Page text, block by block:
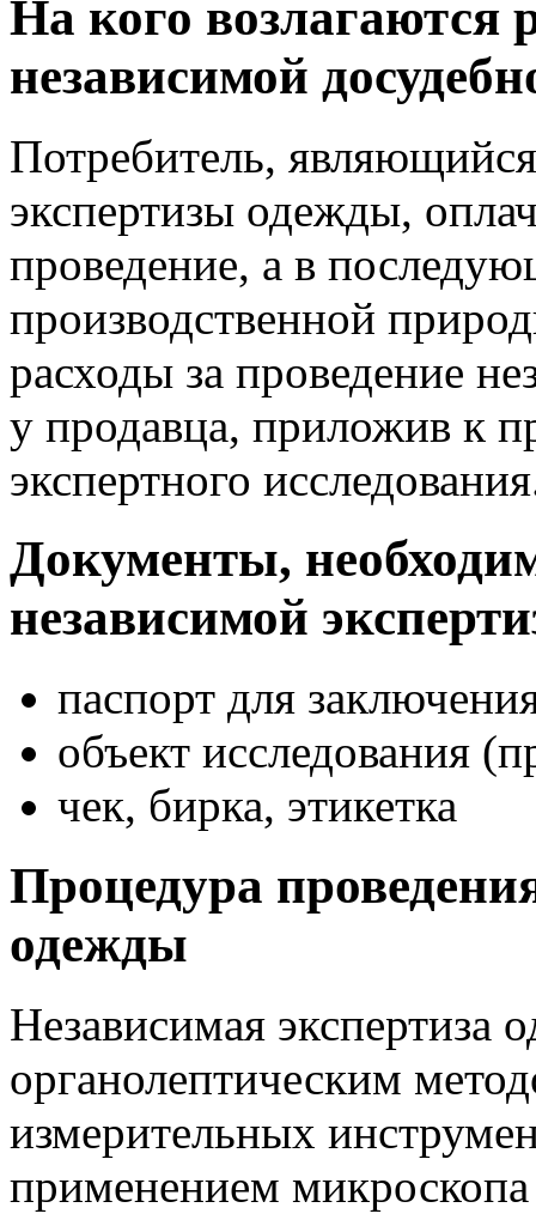
На кого возлагаются
независимой
Потребитель,
экспертизы одежды,
проведение, а в
производственной
расходы за проведение
у продавца, приложив к
экспертного
Документы,
независимой
паспорт для
объект исследования
чек, бирка, этикетка
Процедура
одежды
Независимая экспертиза
органолептическим
измерительных
применением